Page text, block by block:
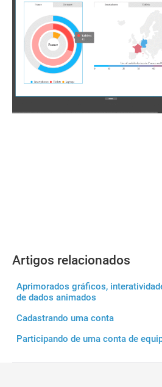
Artigos relacionados
Aprimorados gráficos,
de dados animados
Cadastrando uma conta
Participando de uma conta de